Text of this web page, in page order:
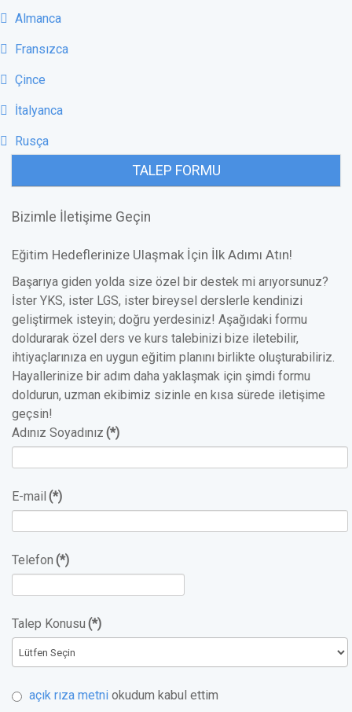
Almanca
Fransızca
Çince
İtalyanca
Rusça
TALEP FORMU
Bizimle İletişime Geçin
Eğitim Hedeflerinize Ulaşmak İçin İlk Adımı Atın!
Başarıya giden yolda size özel bir destek mi arıyorsunuz?
İster YKS, ister LGS, ister bireysel derslerle kendinizi
geliştirmek isteyin; doğru yerdesiniz! Aşağıdaki formu
doldurarak özel ders ve kurs talebinizi bize iletebilir,
ihtiyaçlarınıza en uygun eğitim planını birlikte oluşturabiliriz.
Hayallerinize bir adım daha yaklaşmak için şimdi formu
doldurun, uzman ekibimiz sizinle en kısa sürede iletişime
geçsin!
Adınız Soyadınız (*)
E-mail (*)
Telefon (*)
Talep Konusu (*)
açık rıza metni okudum kabul ettim